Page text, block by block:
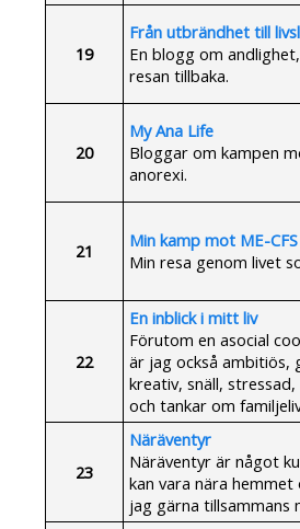
19
Från utbrändhet till
En blogg om
resan tillbaka.
20
My Ana Life
Bloggar om kampen
anorexi.
21
Min kamp mot ME-
Min resa genom livet
22
En inblick i mitt liv
Förutom en asocial
är jag också ambitiös,
kreativ, snäll,
och tankar om
23
Näräventyr
Näräventyr är något
kan vara nära
jag gärna tillsammans